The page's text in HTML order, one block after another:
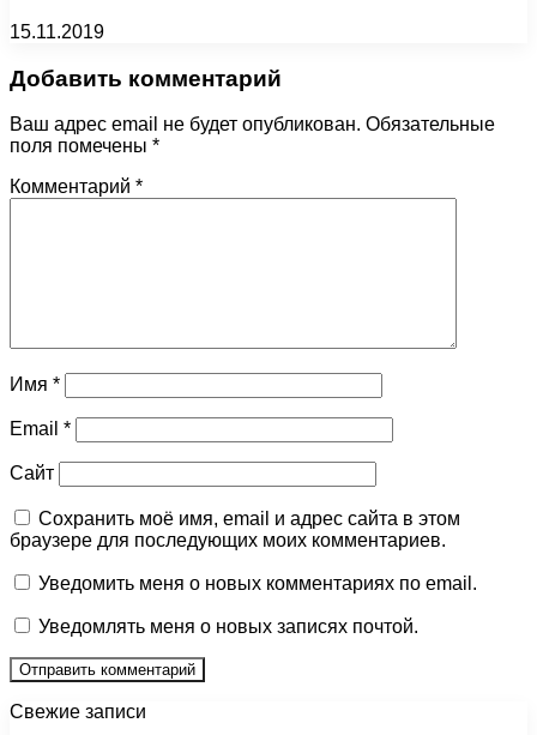
15.11.2019
Добавить комментарий
Ваш адрес email не будет опубликован. Обязательные
поля помечены *
Комментарий *
Имя *
Email *
Сайт
Сохранить моё имя, email и адрес сайта в этом
браузере для последующих моих комментариев.
Уведомить меня о новых комментариях по email.
Уведомлять меня о новых записях почтой.
Свежие записи